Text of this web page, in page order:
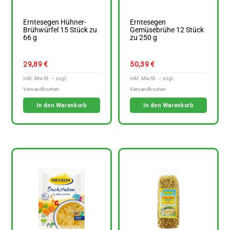
Erntesegen Hühner-
Brühwürfel 15 Stück zu
66 g
29,89€
In den Warenkorb
Erntesegen
Gemüsebrühe 12 Stück
zu 250 g
50,39€
In den Warenkorb